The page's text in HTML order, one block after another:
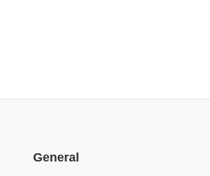
General